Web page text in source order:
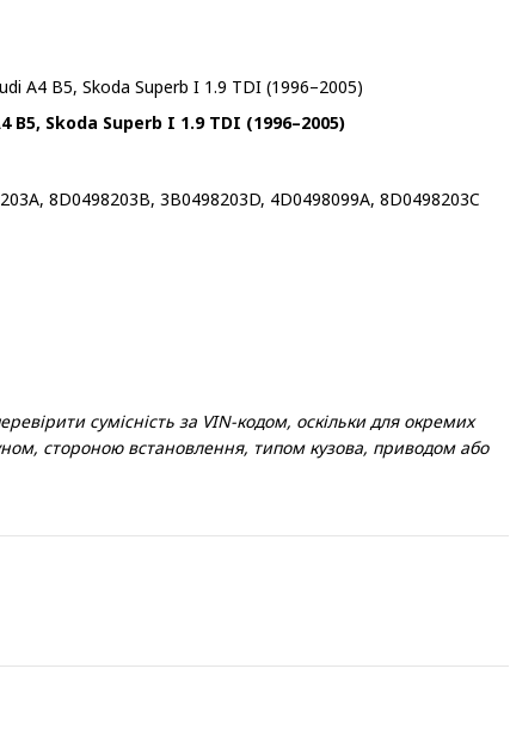
A4 B5, Skoda Superb I 1.9 TDI (1996–2005)
Skoda Superb I 1.9 TDI (1996–2005)
8D0498203B, 3B0498203D, 4D0498099A, 8D0498203C
сумісність за VIN-кодом, оскільки для окремих
стороною встановлення, типом кузова, приводом або